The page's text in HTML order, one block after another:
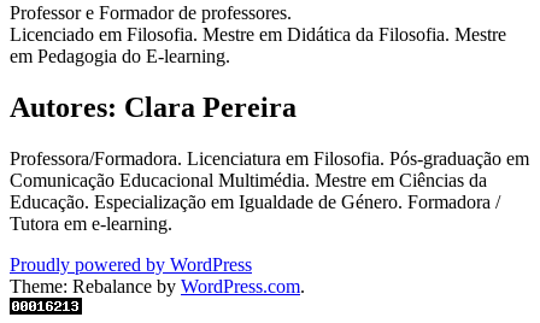
Professor e Formador de professores.
Licenciado em Filosofia. Mestre em Didática da Filosofia. Mestre
em Pedagogia do E-learning.
Autores: Clara Pereira
Professora/Formadora. Licenciatura em Filosofia. Pós-graduação em
Comunicação Educacional Multimédia. Mestre em Ciências da
Educação. Especialização em Igualdade de Género. Formadora /
Tutora em e-learning.
Proudly powered by WordPress
Theme: Rebalance by WordPress.com.